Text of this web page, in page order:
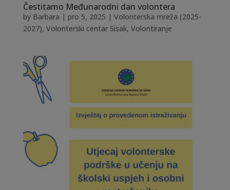
Čestitamo Međunarodni dan volontera
by Barbara | pro 5, 2025 | Volonterska mreža (2025-
2027), Volonterski centar Sisak, Volontiranje